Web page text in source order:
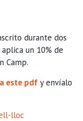
durante dos
un 10% de
Camp.
este pdf y envíalo
lloc